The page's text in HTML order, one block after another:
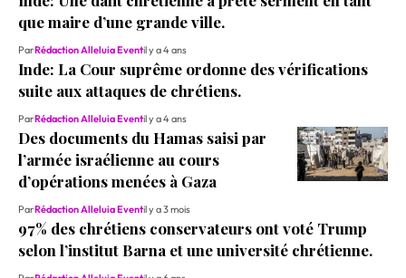
que maire d’une grande ville.
ParRédaction Alleluia Eventil y a 4 ans
Inde: La Cour suprême ordonne des vérifications
suite aux attaques de chrétiens.
ParRédaction Alleluia Eventil y a 4 ans
Des documents du Hamas saisi par
l’armée israélienne au cours
d’opérations menées à Gaza
ParRédaction Alleluia Eventil y a 3 mois
97% des chrétiens conservateurs ont voté Trump
selon l’institut Barna et une université chrétienne.